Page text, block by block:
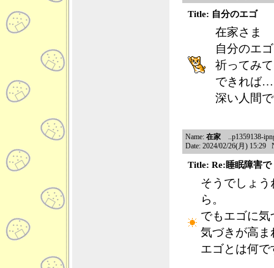
Title: 自分のエゴ
在家さま
自分のエ
祈ってみ
できれば…
深い人間
Name: 在家 ..p1359138-
Date: 2024/02/26(月) 15:29
Title: Re:睡眠障害で
そうでしょ
ら。
でもエゴに
気づきが高
エゴとは何で